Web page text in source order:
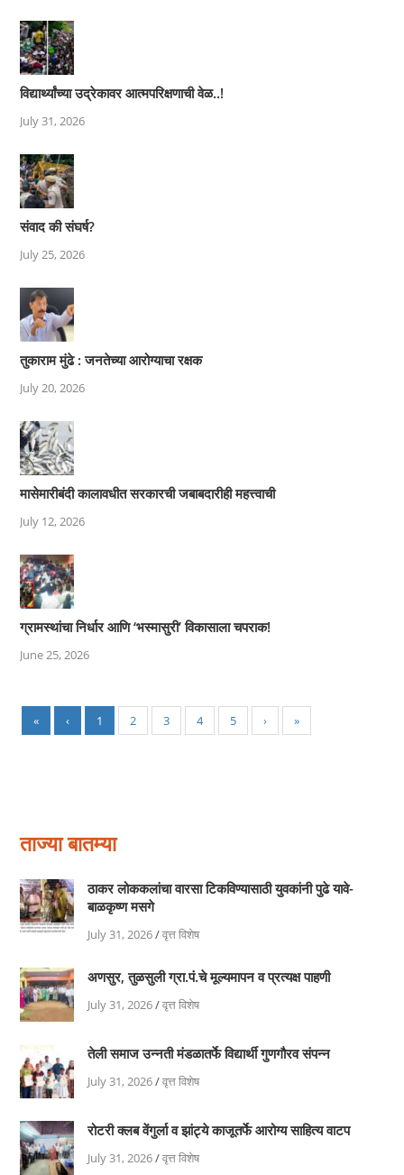
विद्यार्थ्यांच्या उद्रेकावर आत्मपरिक्षणाची वेळ..!
July 31, 2026
संवाद की संघर्ष?
July 25, 2026
तुकाराम मुंढे : जनतेच्या आरोग्याचा रक्षक
July 20, 2026
मासेमारीबंदी कालावधीत सरकारची जबाबदारीही महत्त्वाची
July 12, 2026
ग्रामस्थांचा निर्धार आणि ‘भस्मासुरी’ विकासाला चपराक!
June 25, 2026
« ‹ 1 2 3 4 5 › »
ताज्या बातम्या
ठाकर लोककलांचा वारसा टिकविण्यासाठी युवकांनी पुढे यावे-
बाळकृष्ण मसगे
July 31, 2026/वृत्त विशेष
अणसुर, तुळसुली ग्रा.पं.चे मूल्यमापन व प्रत्यक्ष पाहणी
July 31, 2026/वृत्त विशेष
तेली समाज उन्नती मंडळातर्फे विद्यार्थी गुणगौरव संपन्न
July 31, 2026/वृत्त विशेष
रोटरी क्लब वेंगुर्ला व झांट्ये काजूतर्फे आरोग्य साहित्य वाटप
July 31, 2026/वृत्त विशेष